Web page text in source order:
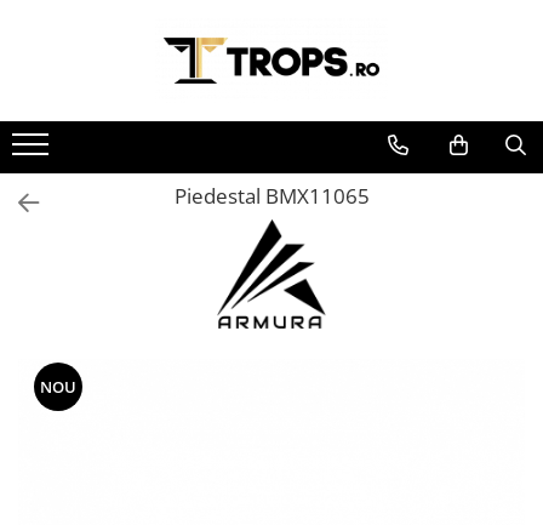
Sporturi
Arte Martiale
Atletism
Fotbal
Piedestal BMX11065
NOU